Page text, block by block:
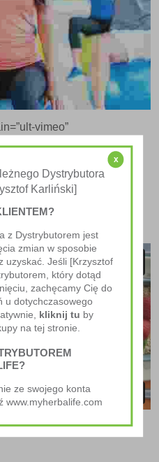
vimeo”
img_size=”80″]
x
Dystrybutora
Karliński]
z Dystrybutorem jest
zmian w sposobie
uzyskać. Jeśli [Krzysztof
który dotąd
zachęcamy Cię do
u dotychczasowego
kliknij tu by
na tej stronie.
ze swojego konta
www.myherbalife.com